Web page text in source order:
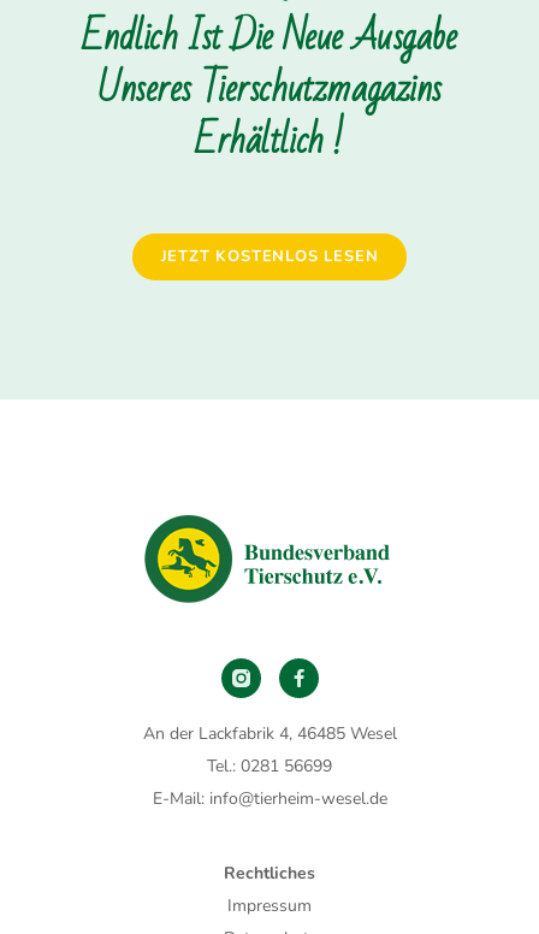
Endlich Ist Die Neue Ausgabe
Unseres Tierschutzmagazins
Erhältlich !
JETZT KOSTENLOS LESEN
An der Lackfabrik 4, 46485 Wesel
Tel.: 0281 56699
E-Mail: info@tierheim-wesel.de
Rechtliches
Impressum